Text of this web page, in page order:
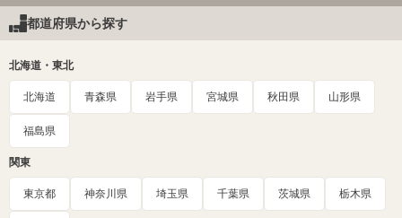
都道府県から探す
北海道・東北
北海道 青森県 岩手県 宮城県 秋田県 山形県
福島県
関東
東京都 神奈川県 埼玉県 千葉県 茨城県 栃木県